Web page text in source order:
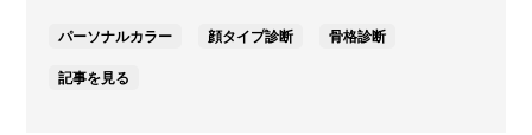
パーソナルカラー 顔タイプ診断 骨格診断
記事を見る